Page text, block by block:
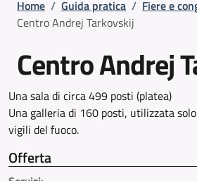
Home / Guida pratica / Fiere e
Centro Andrej Tarkovskij
Centro Andrej
Una sala di circa 499 posti (platea)
Una galleria di 160 posti, utilizzata
vigili del fuoco.
Offerta